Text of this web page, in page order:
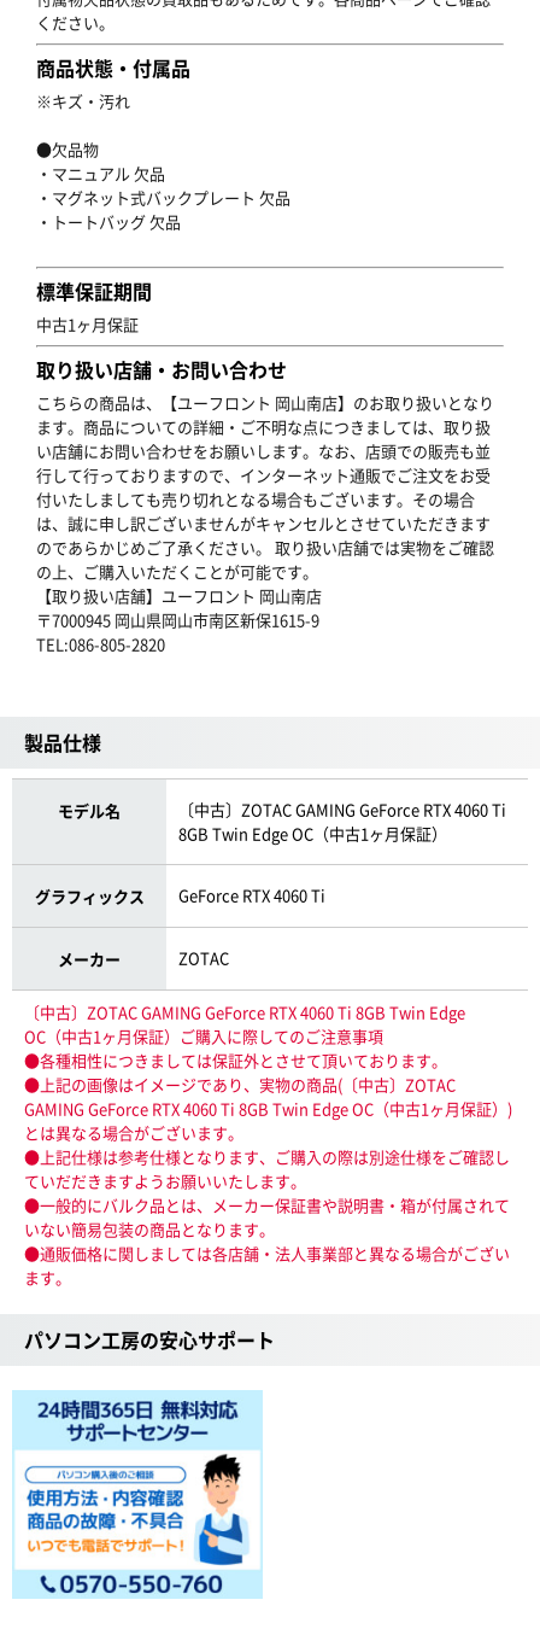
ください。
商品状態・付属品
※キズ・汚れ
●欠品物
・マニュアル 欠品
・マグネット式バックプレート 欠品
・トートバッグ 欠品
標準保証期間
中古1ヶ月保証
取り扱い店舗・お問い合わせ
こちらの商品は、【ユーフロント 岡山南店】のお取り扱いとなり
ます。商品についての詳細・ご不明な点につきましては、取り扱
い店舗にお問い合わせをお願いします。なお、店頭での販売も並
行して行っておりますので、インターネット通販でご注文をお受
付いたしましても売り切れとなる場合もございます。その場合
は、誠に申し訳ございませんがキャンセルとさせていただきます
のであらかじめご了承ください。 取り扱い店舗では実物をご確認
の上、ご購入いただくことが可能です。
【取り扱い店舗】ユーフロント 岡山南店
〒7000945 岡山県岡山市南区新保1615-9
TEL:086-805-2820
製品仕様
モデル名
〔中古〕ZOTAC GAMING GeForce RTX 4060 Ti
8GB Twin Edge OC（中古1ヶ月保証）
グラフィックス GeForce RTX 4060 Ti
メーカー ZOTAC
〔中古〕ZOTAC GAMING GeForce RTX 4060 Ti 8GB Twin Edge
OC（中古1ヶ月保証）ご購入に際してのご注意事項
●各種相性につきましては保証外とさせて頂いております。
●上記の画像はイメージであり、実物の商品(〔中古〕ZOTAC
GAMING GeForce RTX 4060 Ti 8GB Twin Edge OC（中古1ヶ月保証）)
とは異なる場合がございます。
●上記仕様は参考仕様となります、ご購入の際は別途仕様をご確認し
ていだだきますようお願いいたします。
●一般的にバルク品とは、メーカー保証書や説明書・箱が付属されて
いない簡易包装の商品となります。
●通販価格に関しましては各店舗・法人事業部と異なる場合がござい
ます。
パソコン工房の安心サポート